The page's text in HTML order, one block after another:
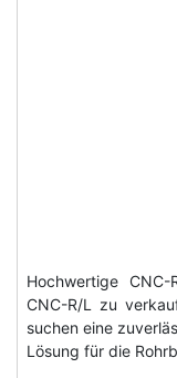
Hochwertige
CNC-R/L zu
suchen eine
Lösung für die